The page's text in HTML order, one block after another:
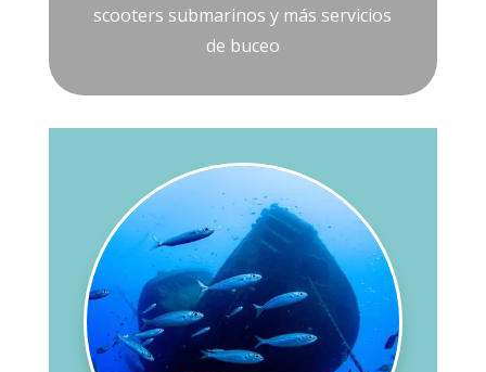
scooters submarinos y más servicios
de buceo